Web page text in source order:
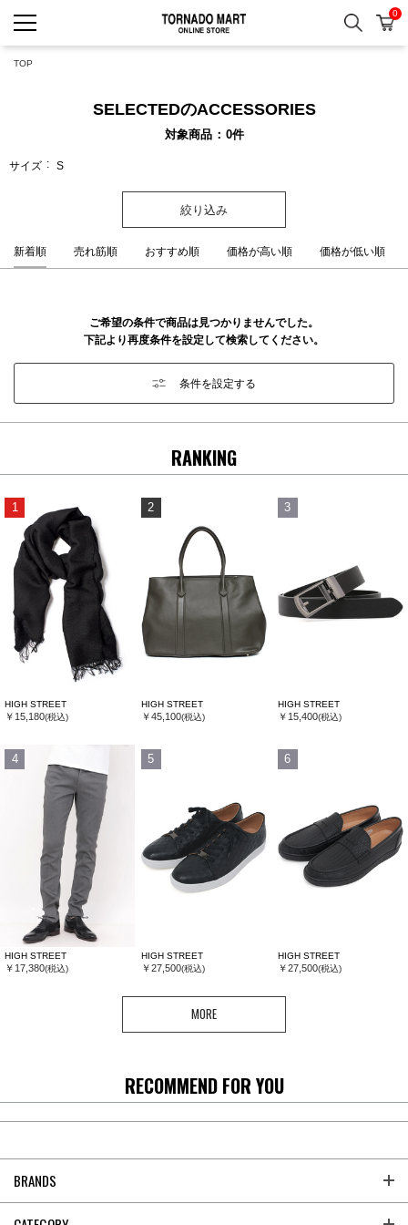
検索 カ
0
TOP
SELECTEDのACCESSORIES
対象商品 0件
サイズ S
絞り込み
新着順 売れ筋順 おすすめ順 価格が高い順 価格が低い順
ご希望の条件で商品は見つかりませんでした。
下記より再度条件を設定して検索してください。
条件を設定する
RANKING
1
HIGH STREET
￥15,180(税込)
2
HIGH STREET
￥45,100(税込)
3
HIGH STREET
￥15,400(税込)
4
HIGH STREET
￥17,380(税込)
5
HIGH STREET
￥27,500(税込)
6
HIGH STREET
￥27,500(税込)
MORE
RECOMMEND FOR YOU
BRANDS